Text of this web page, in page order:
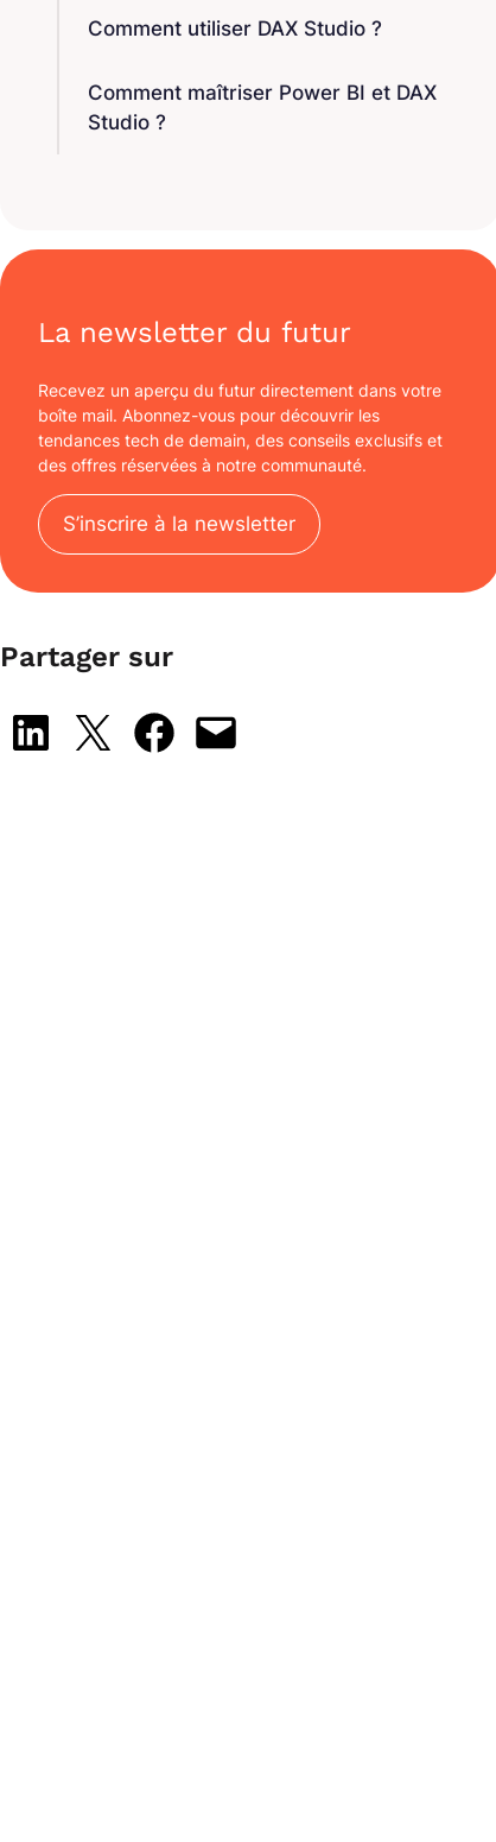
Comment utiliser DAX Studio ?
Comment maîtriser Power BI et DAX
Studio ?
La newsletter du futur
Recevez un aperçu du futur directement dans votre
boîte mail. Abonnez-vous pour découvrir les
tendances tech de demain, des conseils exclusifs et
des offres réservées à notre communauté.
S’inscrire à la newsletter
Partager sur
Share on LinkedIn
Share on X Share on Facebook
Email this Page